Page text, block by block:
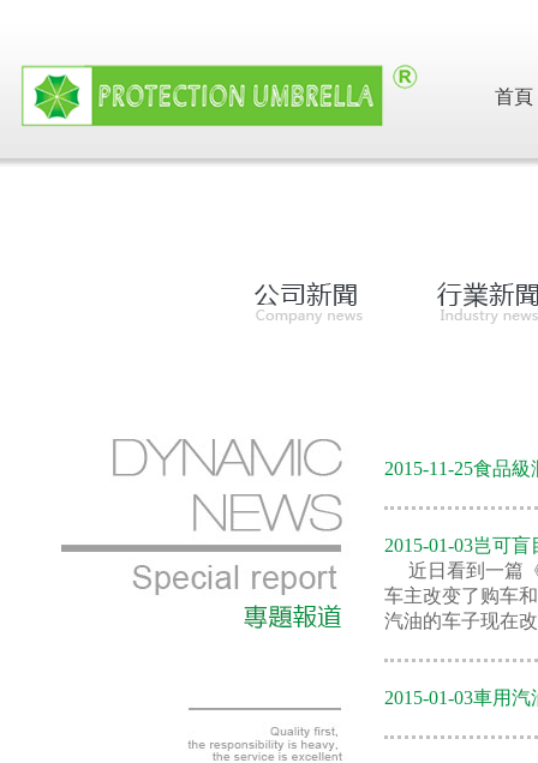
首頁
2015-11-25食品級
2015-01-03岂可盲
近日看到一篇
车主改变了购车
汽油的车子现在
2015-01-03車用汽